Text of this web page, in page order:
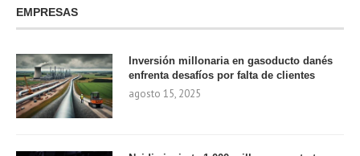
EMPRESAS
Inversión millonaria en gasoducto danés
enfrenta desafíos por falta de clientes
agosto 15, 2025